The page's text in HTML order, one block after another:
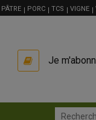
PÂTRE PORC TCS VIGNE
Je